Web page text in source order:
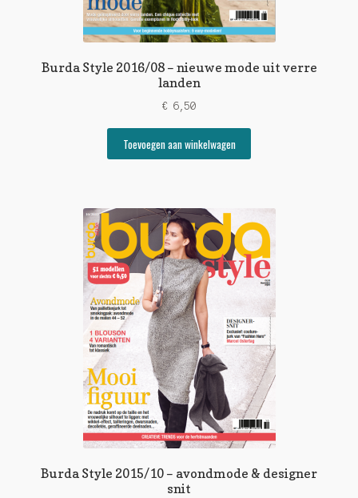
Burda Style 2016/08 – nieuwe mode uit verre
landen
€ 6,50
Toevoegen aan winkelwagen
Burda Style 2015/10 – avondmode & designer
snit